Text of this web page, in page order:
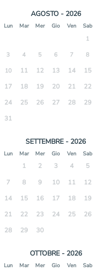
AGOSTO - 2026
Lun Mar Mer Gio Ven Sab
1
3 4 5 6 7 8
10 11 12 13 14 15
17
18 19 20 21 22
24
25 26 27 28 29
31
SETTEMBRE - 2026
Lun Mar Mer Gio Ven Sab
1 2 3 4 5
7
8 9 10 11 12
14
15 16 17 18 19
21
22 23 24 25 26
28
29 30
OTTOBRE - 2026
Lun Mar Mer Gio Ven Sab